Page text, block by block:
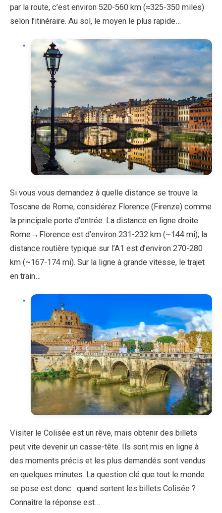
par la route, c’est environ 520-560 km (≈325-350 miles)
selon l’itinéraire. Au sol, le moyen le plus rapide…
Si vous vous demandez à quelle distance se trouve la
Toscane de Rome, considérez Florence (Firenze) comme
la principale porte d’entrée. La distance en ligne droite
Rome→Florence est d’environ 231-232 km (~144 mi); la
distance routière typique sur l’A1 est d’environ 270-280
km (~167-174 mi). Sur la ligne à grande vitesse, le trajet
en train…
Visiter le Colisée est un rêve, mais obtenir des billets
peut vite devenir un casse-tête. Ils sont mis en ligne à
des moments précis et les plus demandés sont vendus
en quelques minutes. La question clé que tout le monde
se pose est donc : quand sortent les billets Colisée ?
Connaître la réponse est…